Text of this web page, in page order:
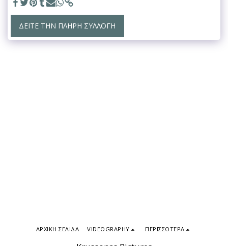
ΔΕΊΤΕ ΤΗΝ ΠΛΉΡΗ ΣΥΛΛΟΓΉ
ΑΡΧΙΚΉ ΣΕΛΊΔΑ VIDEOGRAPHY ΠΕΡΙΣΣΌΤΕΡΑ